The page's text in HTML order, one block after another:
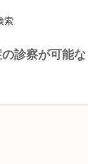
索
診察が可能な